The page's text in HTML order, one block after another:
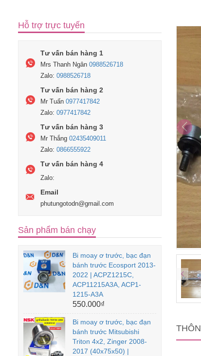
Hỗ trợ trực tuyến
Tư vấn bán hàng 1
Mrs Thanh Ngân 0988526718
Zalo: 0988526718
Tư vấn bán hàng 2
Mr Tuấn 0977417842
Zalo: 0977417842
Tư vấn bán hàng 3
Mr Thắng 02435409011
Zalo: 0866555922
Tư vấn bán hàng 4
Zalo:
Email
phutungotodn@gmail.com
Sản phẩm bán chạy
Bi moay ơ trước, bạc đạn
bánh trước Ecosport 2013-
2022 | ACPZ1215C,
ACP11215A3A, ACP1-
1215-A3A
550.000₫
Bi moay ơ trước, bạc đạn
bánh trước Mitsubishi
Triton 4x2, Zinger 2008-
2017 (40x75x50) |